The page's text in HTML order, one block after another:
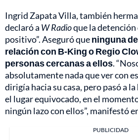
Ingrid Zapata Villa, también
declaró a W Radioque la detención
positivo”. Aseguró queninguna
relación con B-King o Regio
personas cercanas a ellos.
absolutamente nada que ver con
dirigía hacia su casa, pero pasó a
el lugar equivocado, en el
ningún lazo con ellos”, manifestó
PUBLICIDAD